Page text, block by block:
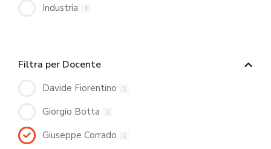
Industria 1
Filtra per Docente
Davide Fiorentino 1
Giorgio Botta 1
Giuseppe Corrado 1